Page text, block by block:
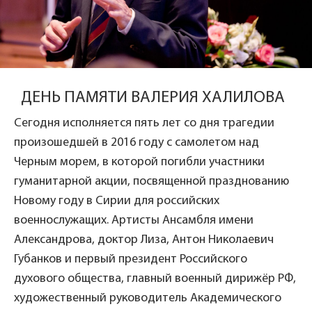
ДЕНЬ ПАМЯТИ ВАЛЕРИЯ ХАЛИЛОВА
Сегодня исполняется пять лет со дня трагедии
произошедшей в 2016 году с самолетом над
Черным морем, в которой погибли участники
гуманитарной акции, посвященной празднованию
Новому году в Сирии для российских
военнослужащих. Артисты Ансамбля имени
Александрова, доктор Лиза, Антон Николаевич
Губанков и первый президент Российского
духового общества, главный военный дирижёр РФ,
художественный руководитель Академического